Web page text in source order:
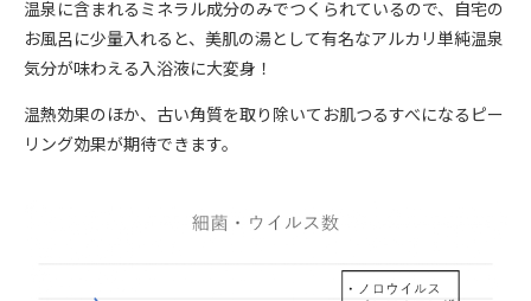
温泉に含まれるミネラル成分のみでつくられているので、自宅の
お風呂に少量入れると、美肌の湯として有名なアルカリ単純温泉
気分が味わえる入浴液に大変身！
温熱効果のほか、古い角質を取り除いてお肌つるすべになるピー
リング効果が期待できます。